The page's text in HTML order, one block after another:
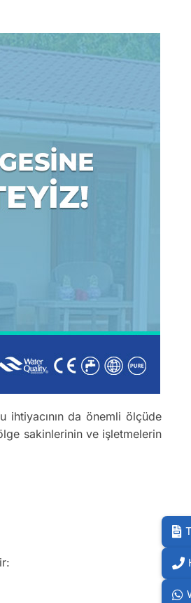
ihtiyacının da önemli ölçüde
sakinlerinin ve işletmelerin